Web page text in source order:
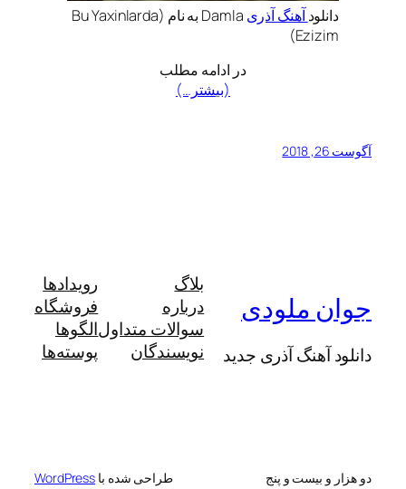
دانلودآهنگ آذری
Damla به نام (Bu Yaxinlarda
(Ezizim
در ادامه مطلب
(بیشتر…)
آگوست 26, 2018
جوان ملودی
دانلود آهنگ آذری جدید
بلاگ
درباره
سوالات متداول
نویسندگان
رویدادها
فروشگاه
الگوها
پوسته‌ها
دو هزار و بیست و پنج طراحی شده با WordPress